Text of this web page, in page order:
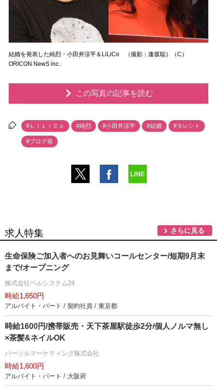
結婚を発表した純烈・小田井涼平＆LiLiCo （撮影：逢坂聡）（C）
ORICON NewS inc.
この写真の記事を読む
#ＬｉＬｉＣｏ #純烈 #小田井涼平 #結婚 #タレント
#ブログ発
求人特集 さらに見る
生命保険ご加入者へのお見舞いコールセンター/短期9月末
まで/オープニング
株式会社ベルシステム24
時給1,650円
アルバイト・パート / 契約社員 / 東京都
時給1600円/携帯販売・天下茶屋駅徒歩2分/個人ノルマ無し
×茶髪&ネイルOK
パーソルマーケティング株式会社
時給1,600円
アルバイト・パート / 大阪府